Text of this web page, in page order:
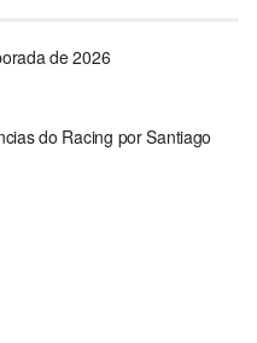
de 2026
do Racing por Santiago